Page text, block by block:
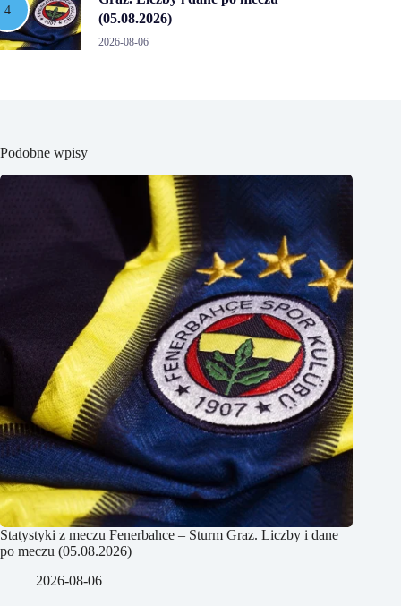
(05.08.2026)
2026-08-06
Podobne wpisy
Statystyki z meczu Fenerbahce – Sturm Graz. Liczby i dane
po meczu (05.08.2026)
2026-08-06